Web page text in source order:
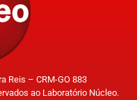
Reis – CRM-GO 883
ao Laboratório Núcleo.